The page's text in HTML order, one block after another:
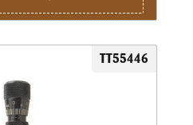
TT55446